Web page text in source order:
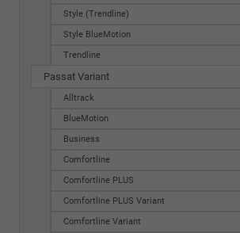
Style (Trendline)
Style BlueMotion
Trendline
Passat Variant
Alltrack
BlueMotion
Business
Comfortline
Comfortline PLUS
Comfortline PLUS Variant
Comfortline Variant